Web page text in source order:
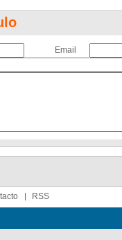
Email
RSS